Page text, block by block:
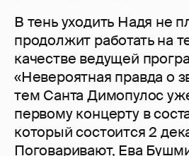
В тень уходить Надя не
продолжит работать на
качестве ведущей
«Невероятная правда о
тем Санта Димопулос
первому концерту в
который состоится 2
Поговаривают, Ева